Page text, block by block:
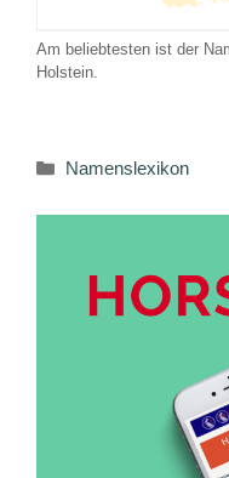
Am beliebtesten ist der
Holstein.
Kategorien
Namenslexikon